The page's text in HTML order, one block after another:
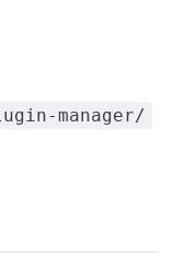
manager/